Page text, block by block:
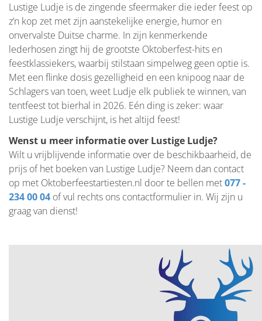
Lustige Ludje is de zingende sfeermaker die ieder feest op
z’n kop zet met zijn aanstekelijke energie, humor en
onvervalste Duitse charme. In zijn kenmerkende
lederhosen zingt hij de grootste Oktoberfest-hits en
feestklassiekers, waarbij stilstaan simpelweg geen optie is.
Met een flinke dosis gezelligheid en een knipoog naar de
Schlagers van toen, weet Ludje elk publiek te winnen, van
tentfeest tot bierhal in 2026. Eén ding is zeker: waar
Lustige Ludje verschijnt, is het altijd feest!
Wenst u meer informatie over Lustige Ludje?
Wilt u vrijblijvende informatie over de beschikbaarheid, de
prijs of het boeken van Lustige Ludje? Neem dan contact
op met Oktoberfeestartiesten.nl door te bellen met077 -
234 00 04 of vul rechts ons contactformulier in. Wij zijn u
graag van dienst!